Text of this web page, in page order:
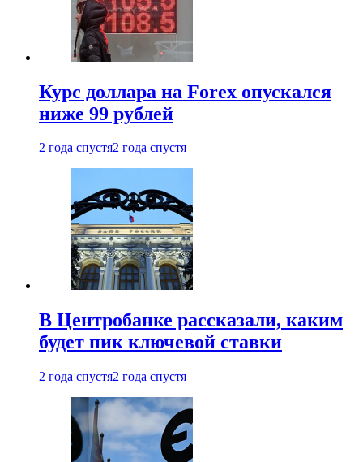
Курс доллара на Forex опускался
ниже 99 рублей
2 года спустя2 года спустя
В Центробанке рассказали, каким
будет пик ключевой ставки
2 года спустя2 года спустя